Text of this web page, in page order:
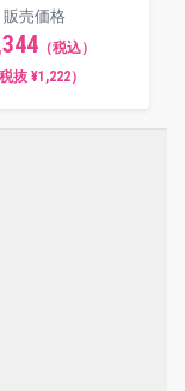
販売価格
（税込）
税抜 ¥1,222）